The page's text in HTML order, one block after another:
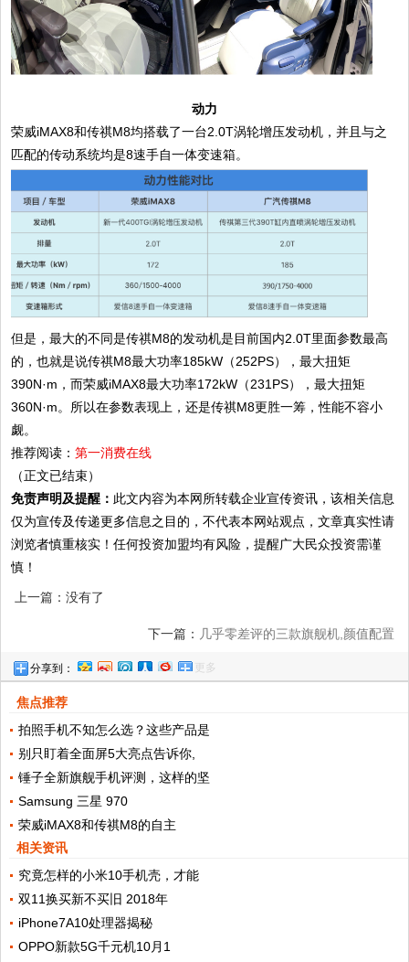
动力
荣威iMAX8和传祺M8均搭载了一台2.0T涡轮增压发动机，并且与之
匹配的传动系统均是8速手自一体变速箱。
但是，最大的不同是传祺M8的发动机是目前国内2.0T里面参数最高
的，也就是说传祺M8最大功率185kW（252PS），最大扭矩
390N·m，而荣威iMAX8最大功率172kW（231PS），最大扭矩
360N·m。所以在参数表现上，还是传祺M8更胜一筹，性能不容小
觑。
推荐阅读：第一消费在线
（正文已结束）
免责声明及提醒： 此文内容为本网所转载企业宣传资讯，该相关信息
仅为宣传及传递更多信息之目的，不代表本网站观点，文章真实性请
浏览者慎重核实！任何投资加盟均有风险，提醒广大民众投资需谨
慎！
上一篇：没有了
下一篇： 几乎零差评的三款旗舰机,颜值配置
分享到： 更多
焦点推荐
拍照手机不知怎么选？这些产品是
别只盯着全面屏5大亮点告诉你,
锤子全新旗舰手机评测，这样的坚
Samsung 三星 970
荣威iMAX8和传祺M8的自主
相关资讯
究竟怎样的小米10手机壳，才能
双11换买新不买旧 2018年
iPhone7A10处理器揭秘
OPPO新款5G千元机10月1